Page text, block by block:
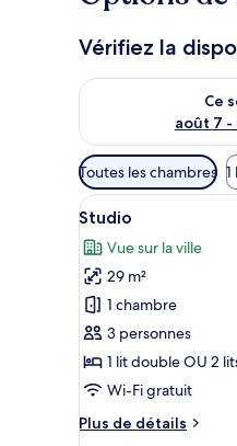
Vérifiez la
Ce
août 7 -
Vérifier la
Filtres
disponibles
pour
les
chambres
Toutes les chambres 1
Afficher
toutes
les
photos
pour
ce
type
de
chambre :
Studio
12
Studio
Vue sur la ville
29 m²
1 chambre
3 personnes
1 lit double OU 2
Wi-Fi gratuit
Plus de détails
Plus